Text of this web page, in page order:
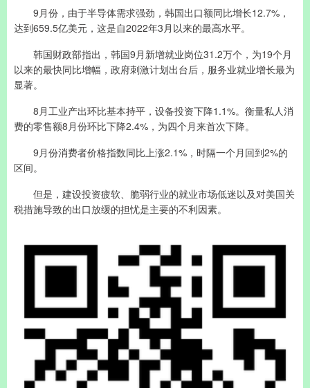
9月份，由于半导体需求强劲，韩国出口额同比增长12.7%，
达到659.5亿美元，这是自2022年3月以来的最高水平。
韩国财政部指出，韩国9月新增就业岗位31.2万个，为19个月
以来的最快同比增幅，政府刺激计划出台后，服务业就业增长最为
显著。
8月工业产出环比基本持平，设备投资下降1.1%。衡量私人消
费的零售额8月份环比下降2.4%，为四个月来首次下降。
9月份消费者价格指数同比上涨2.1%，时隔一个月回到2%的
区间。
但是，建设投资疲软、脆弱行业的就业市场低迷以及对美国关
税措施导致的出口放缓的担忧是主要的不利因素。